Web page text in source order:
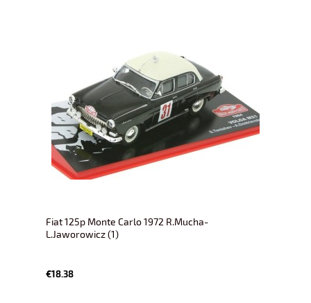
Fiat 125p Monte Carlo 1972 R.Mucha-
L.Jaworowicz (1)
€18.38